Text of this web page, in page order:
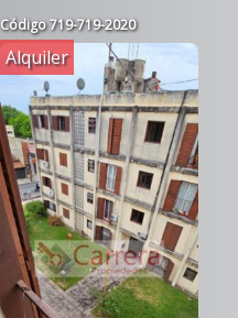
Código719-719-2020
Alquiler